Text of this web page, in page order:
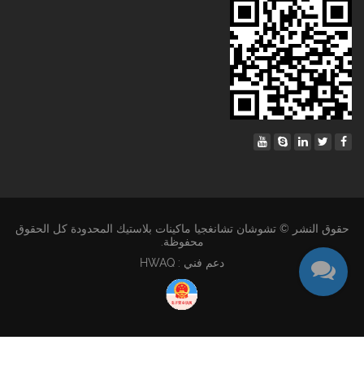
حقوق النشر © تشوشان تشانغجيا ماكينات بلاستيك المحدودة كل الحقوق
محفوظة.
دعم فني : HWAQ